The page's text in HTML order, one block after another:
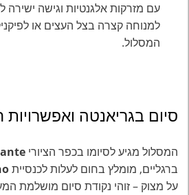
עם מזרקות אלגנטיות וגישה ישירה
למנוחה קצרה בצל העצים או
המסלול.
סיום בגריאנטה ואפשרויות
המסלול מגיע לסיומו בכפר הציורי
ברגליים, מומלץ בחום לעלות לכנסיית
על מצוק – זוהי נקודת סיום מושלמת